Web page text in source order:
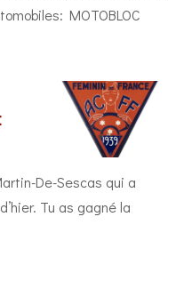
MOTOBLOC
De-Sescas qui a
Tu as gagné la